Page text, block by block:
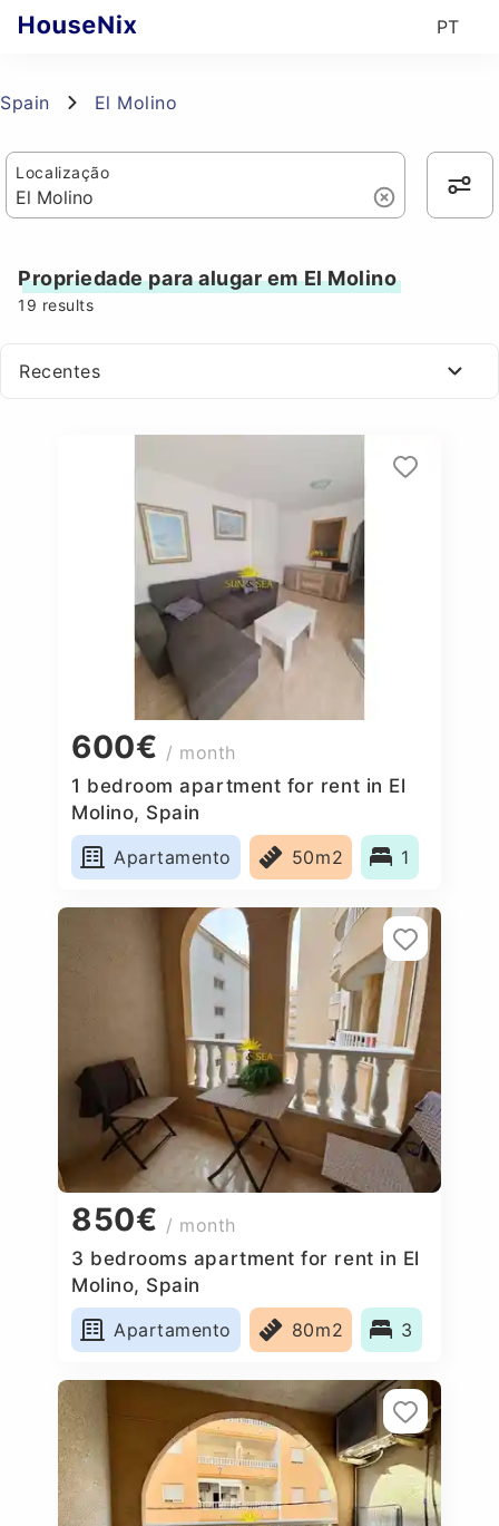
PT
Spain El Molino
Localização
Propriedade para alugar em El Molino
19 results
Recentes
600€ / month
1 bedroom apartment for rent in El
Molino, Spain
Apartamento
50m2 1
850€ / month
3 bedrooms apartment for rent in El
Molino, Spain
Apartamento
80m2 3